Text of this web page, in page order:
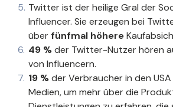
Twitter ist der heilige Gral der
Influencer. Sie erzeugen bei
über fünfmal höhere
49 %der Twitter-Nutzer hören
von Influencern.
19 %der Verbraucher in den
Medien, um mehr über die